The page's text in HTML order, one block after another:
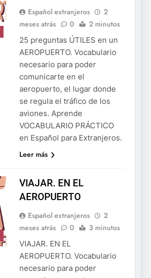
Español extranjeros
2
meses atrás
0 2 minutos
25 preguntas ÚTILES en un
AEROPUERTO. Vocabulario
necesario para poder
comunicarte en el
aeropuerto, el lugar donde
se regula el tráfico de los
aviones. Aprende
VOCABULARIO PRÁCTICO
en Español para Extranjeros.
Leer más
VIAJAR. EN EL
AEROPUERTO
Español extranjeros
2
meses atrás
0 3 minutos
VIAJAR. EN EL
AEROPUERTO. Vocabulario
necesario para poder